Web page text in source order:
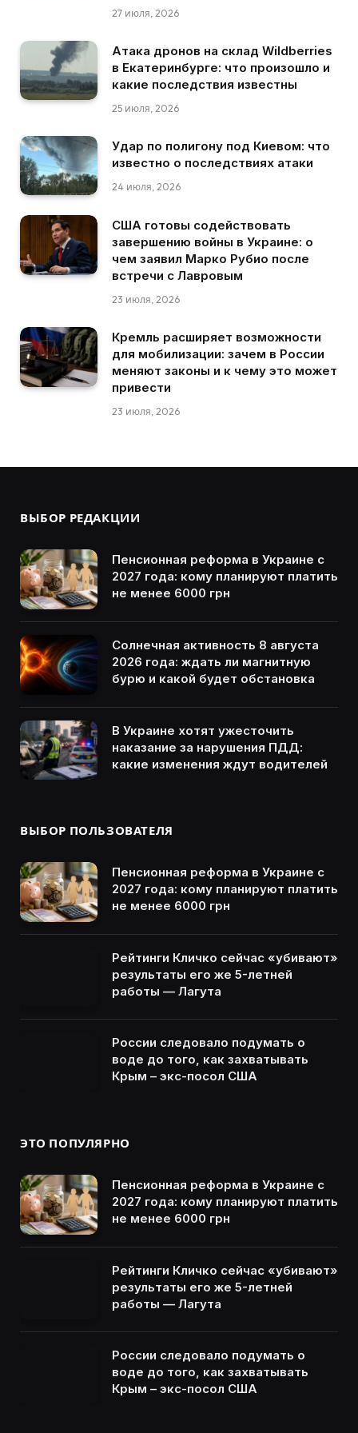
27 июля, 2026
Атака дронов на склад Wildberries
в Екатеринбурге: что произошло и
какие последствия известны
25 июля, 2026
Удар по полигону под Киевом: что
известно о последствиях атаки
24 июля, 2026
США готовы содействовать
завершению войны в Украине: о
чем заявил Марко Рубио после
встречи с Лавровым
23 июля, 2026
Кремль расширяет возможности
для мобилизации: зачем в России
меняют законы и к чему это может
привести
23 июля, 2026
ВЫБОР РЕДАКЦИИ
Пенсионная реформа в Украине с
2027 года: кому планируют платить
не менее 6000 грн
Солнечная активность 8 августа
2026 года: ждать ли магнитную
бурю и какой будет обстановка
В Украине хотят ужесточить
наказание за нарушения ПДД:
какие изменения ждут водителей
ВЫБОР ПОЛЬЗОВАТЕЛЯ
Пенсионная реформа в Украине с
2027 года: кому планируют платить
не менее 6000 грн
Рейтинги Кличко сейчас «убивают»
результаты его же 5-летней
работы — Лагута
России следовало подумать о
воде до того, как захватывать
Крым – экс-посол США
ЭТО ПОПУЛЯРНО
Пенсионная реформа в Украине с
2027 года: кому планируют платить
не менее 6000 грн
Рейтинги Кличко сейчас «убивают»
результаты его же 5-летней
работы — Лагута
России следовало подумать о
воде до того, как захватывать
Крым – экс-посол США